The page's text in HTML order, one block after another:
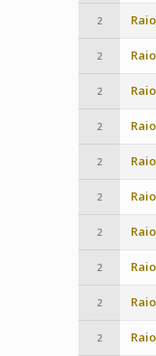
2
2
2
2
2
2
2
2
2
2